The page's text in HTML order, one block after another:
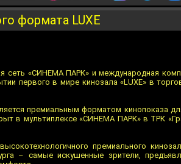
формата LUXE
сеть «СИНЕМА ПАРК» и международная
первого в мире кинозала «LUXE» в
премиальным форматом кинопоказа
в мультиплексе «СИНЕМА ПАРК» в ТРК
премиального
– самые искушенные зрители,